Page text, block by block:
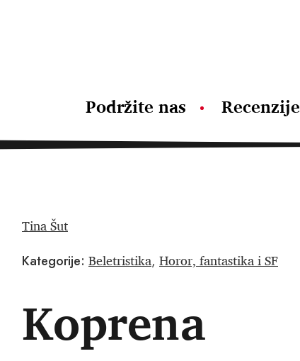
Podržite nas Recenzije
Tina Šut
Kategorije: Beletristika, Horor, fantastika i SF
Koprena